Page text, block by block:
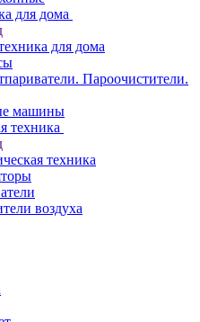
для дома
для дома
Пароочистители.
машины
техника
техника
воздуха